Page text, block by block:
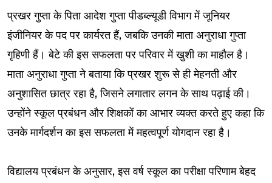
प्रखर गुप्ता के पिता आदेश गुप्ता पीडब्ल्यूडी विभाग में जूनियर
इंजीनियर के पद पर कार्यरत हैं, जबकि उनकी माता अनुराधा गुप्ता
गृहिणी हैं। बेटे की इस सफलता पर परिवार में खुशी का माहौल है।
माता अनुराधा गुप्ता ने बताया कि प्रखर शुरू से ही मेहनती और
अनुशासित छात्र रहा है, जिसने लगातार लगन के साथ पढ़ाई की।
उन्होंने स्कूल प्रबंधन और शिक्षकों का आभार व्यक्त करते हुए कहा कि
उनके मार्गदर्शन का इस सफलता में महत्वपूर्ण योगदान रहा है।
विद्यालय प्रबंधन के अनुसार, इस वर्ष स्कूल का परीक्षा परिणाम बेहद